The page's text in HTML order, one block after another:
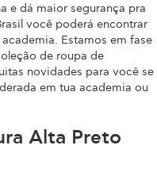
e dá maior segurança pra
você poderá encontrar
Estamos em fase
de roupa de
novidades para você se
em tua academia ou
Alta Preto